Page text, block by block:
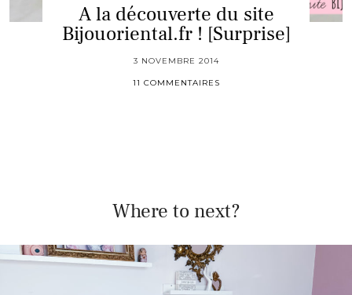
A la découverte du site
Bijouoriental.fr ! [Surprise]
3 NOVEMBRE 2014
11 COMMENTAIRES
Where to next?